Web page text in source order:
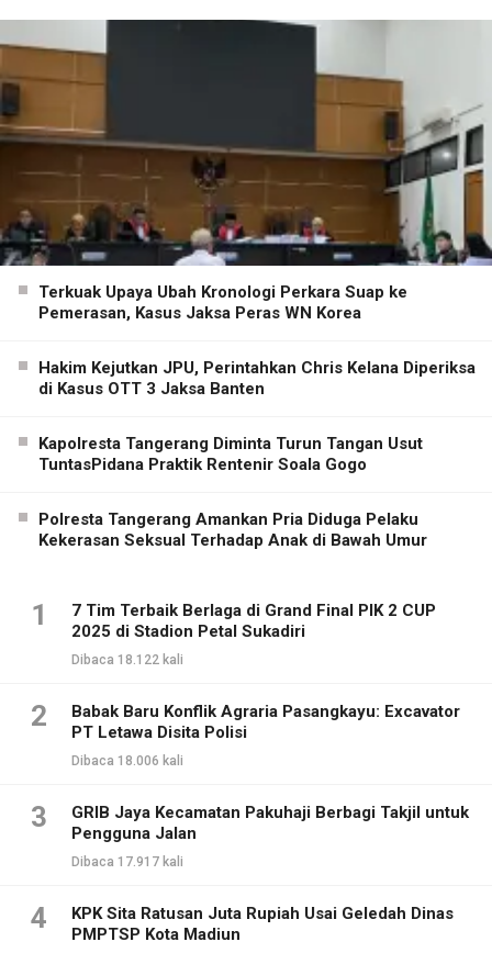
Terkuak Upaya Ubah Kronologi Perkara Suap ke
Pemerasan, Kasus Jaksa Peras WN Korea
Hakim Kejutkan JPU, Perintahkan Chris Kelana Diperiksa
di Kasus OTT 3 Jaksa Banten
Kapolresta Tangerang Diminta Turun Tangan Usut
TuntasPidana Praktik Rentenir Soala Gogo
Polresta Tangerang Amankan Pria Diduga Pelaku
Kekerasan Seksual Terhadap Anak di Bawah Umur
1
7 Tim Terbaik Berlaga di Grand Final PIK 2 CUP
2025 di Stadion Petal Sukadiri
Dibaca 18.122 kali
2
Babak Baru Konflik Agraria Pasangkayu: Excavator
PT Letawa Disita Polisi
Dibaca 18.006 kali
3
GRIB Jaya Kecamatan Pakuhaji Berbagi Takjil untuk
Pengguna Jalan
Dibaca 17.917 kali
4
KPK Sita Ratusan Juta Rupiah Usai Geledah Dinas
PMPTSP Kota Madiun